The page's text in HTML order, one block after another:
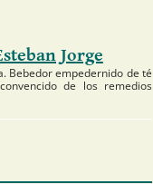
Jorge
Bebedor empedernido de té
de los remedios